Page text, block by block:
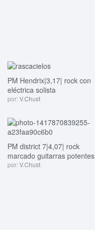
PM Hendrix|3,17| rock con
eléctrica solista
por:V.Chust
PM district 7|4,07| rock
marcado guitarras potentes
por:V.Chust